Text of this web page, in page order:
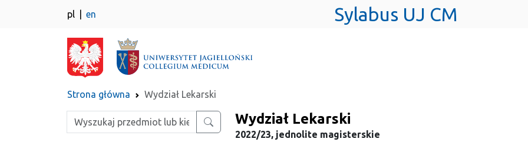
pl en Sylabus UJ CM
Strona główna Wydział Lekarski
Wpisz szukaną frazę Wydział Lekarski
2022/23, jednolite magisterskie